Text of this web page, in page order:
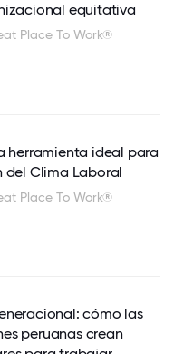
equitativa
Place To Work®
herramienta ideal para
del Clima Laboral
Place To Work®
cómo las
peruanas crean